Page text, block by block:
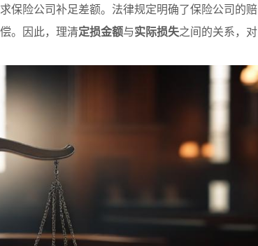
保险公司补足差额。法律规定明确了保险公司的赔
。因此，理清定损金额与实际损失之间的关系，对